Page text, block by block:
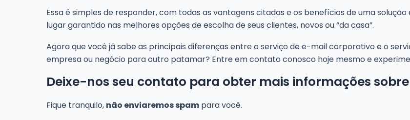
Essa é simples de responder, com todas as vantagens citadas e os benefícios de uma
lugar garantido nas melhores opções de escolha de seus clientes, novos ou “da casa”.
Agora que você já sabe as principais diferenças entre o serviço de e-mail corporativo e o
empresa ou negócio para outro patamar? Entre em contato conosco hoje mesmo e
Deixe-nos seu contato para obter mais informações
Fique tranquilo, não enviaremos spam para você.